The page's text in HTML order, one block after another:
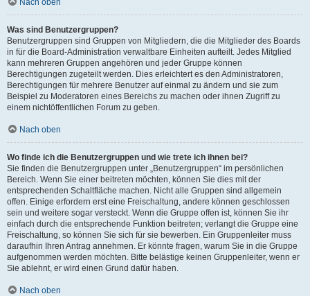
Nach oben
Was sind Benutzergruppen?
Benutzergruppen sind Gruppen von Mitgliedern, die die Mitglieder des Boards
in für die Board-Administration verwaltbare Einheiten aufteilt. Jedes Mitglied
kann mehreren Gruppen angehören und jeder Gruppe können
Berechtigungen zugeteilt werden. Dies erleichtert es den Administratoren,
Berechtigungen für mehrere Benutzer auf einmal zu ändern und sie zum
Beispiel zu Moderatoren eines Bereichs zu machen oder ihnen Zugriff zu
einem nichtöffentlichen Forum zu geben.
Nach oben
Wo finde ich die Benutzergruppen und wie trete ich ihnen bei?
Sie finden die Benutzergruppen unter „Benutzergruppen“ im persönlichen
Bereich. Wenn Sie einer beitreten möchten, können Sie dies mit der
entsprechenden Schaltfläche machen. Nicht alle Gruppen sind allgemein
offen. Einige erfordern erst eine Freischaltung, andere können geschlossen
sein und weitere sogar versteckt. Wenn die Gruppe offen ist, können Sie ihr
einfach durch die entsprechende Funktion beitreten; verlangt die Gruppe eine
Freischaltung, so können Sie sich für sie bewerben. Ein Gruppenleiter muss
daraufhin Ihren Antrag annehmen. Er könnte fragen, warum Sie in die Gruppe
aufgenommen werden möchten. Bitte belästige keinen Gruppenleiter, wenn er
Sie ablehnt, er wird einen Grund dafür haben.
Nach oben